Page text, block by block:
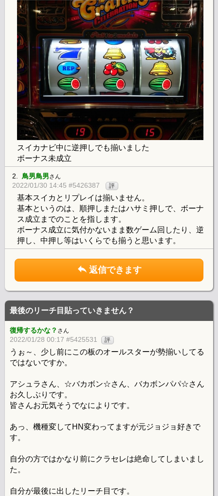
スイカナビ中に逆押しでも揃いました
ボーナス未成立
2. 鳥男鳥男さん
2022/01/30 14:45 #5426387 評
基本スイカとリプレイは揃いません。
基本というのは、順押しまたはハサミ押しで、ボーナ
ス成立までのことを指します。
ボーナス成立に気付かないまま数ゲーム回したり、逆
押し、中押し等はいくらでも揃うと思います。
返信できます
最後のリーチ目貼っていきません？
復帰するかな？ さん
2022/01/28 00:17 #5425531 評
うぉ～、少し前にこの板のオールスターが勢揃いしてる
ではないですか。
アシュラさん、☆バカボン☆さん、バカボンパパ☆さん
お久しぶりです。
皆さんお元気そうでなによりです。
あっ、機種変してHN変わってますが元ジョジョ好きで
す。
自分の方ではかなり前にクラセレは絶命してしまいまし
た。
自分が最後に出したリーチ目です。